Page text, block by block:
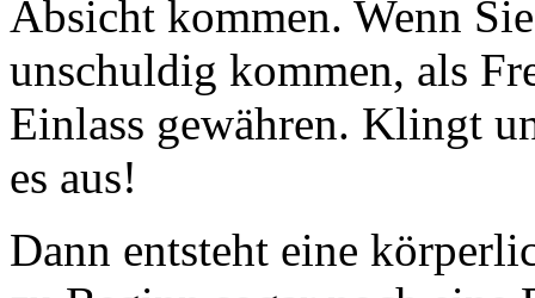
Absicht kommen. Wenn
unschuldig kommen, als
Einlass gewähren. Klingt
es aus!
Dann entsteht eine